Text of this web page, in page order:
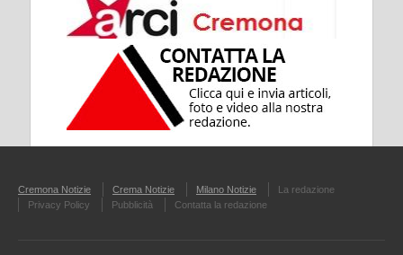
Cremona Notizie Crema Notizie Milano Notizie
La redazione
Privacy Policy
Pubblicità Contatta la redazione